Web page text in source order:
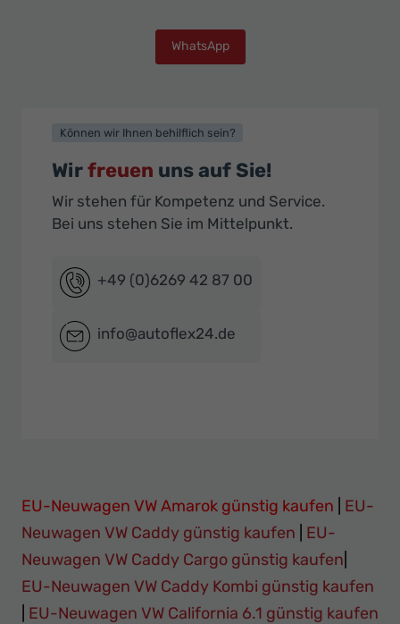
WhatsApp
Können wir Ihnen behilflich sein?
Wirfreuen uns auf Sie!
Wir stehen für Kompetenz und Service.
Bei uns stehen Sie im Mittelpunkt.
+49 (0)6269 42 87 00
info@autoflex24.de
EU-Neuwagen VW Amarok günstig kaufen
EU-
Neuwagen VW Caddy günstig kaufen
EU-
Neuwagen VW Caddy Cargo günstig kaufen
EU-Neuwagen VW Caddy Kombi günstig kaufen
EU-Neuwagen VW California 6.1 günstig kaufen